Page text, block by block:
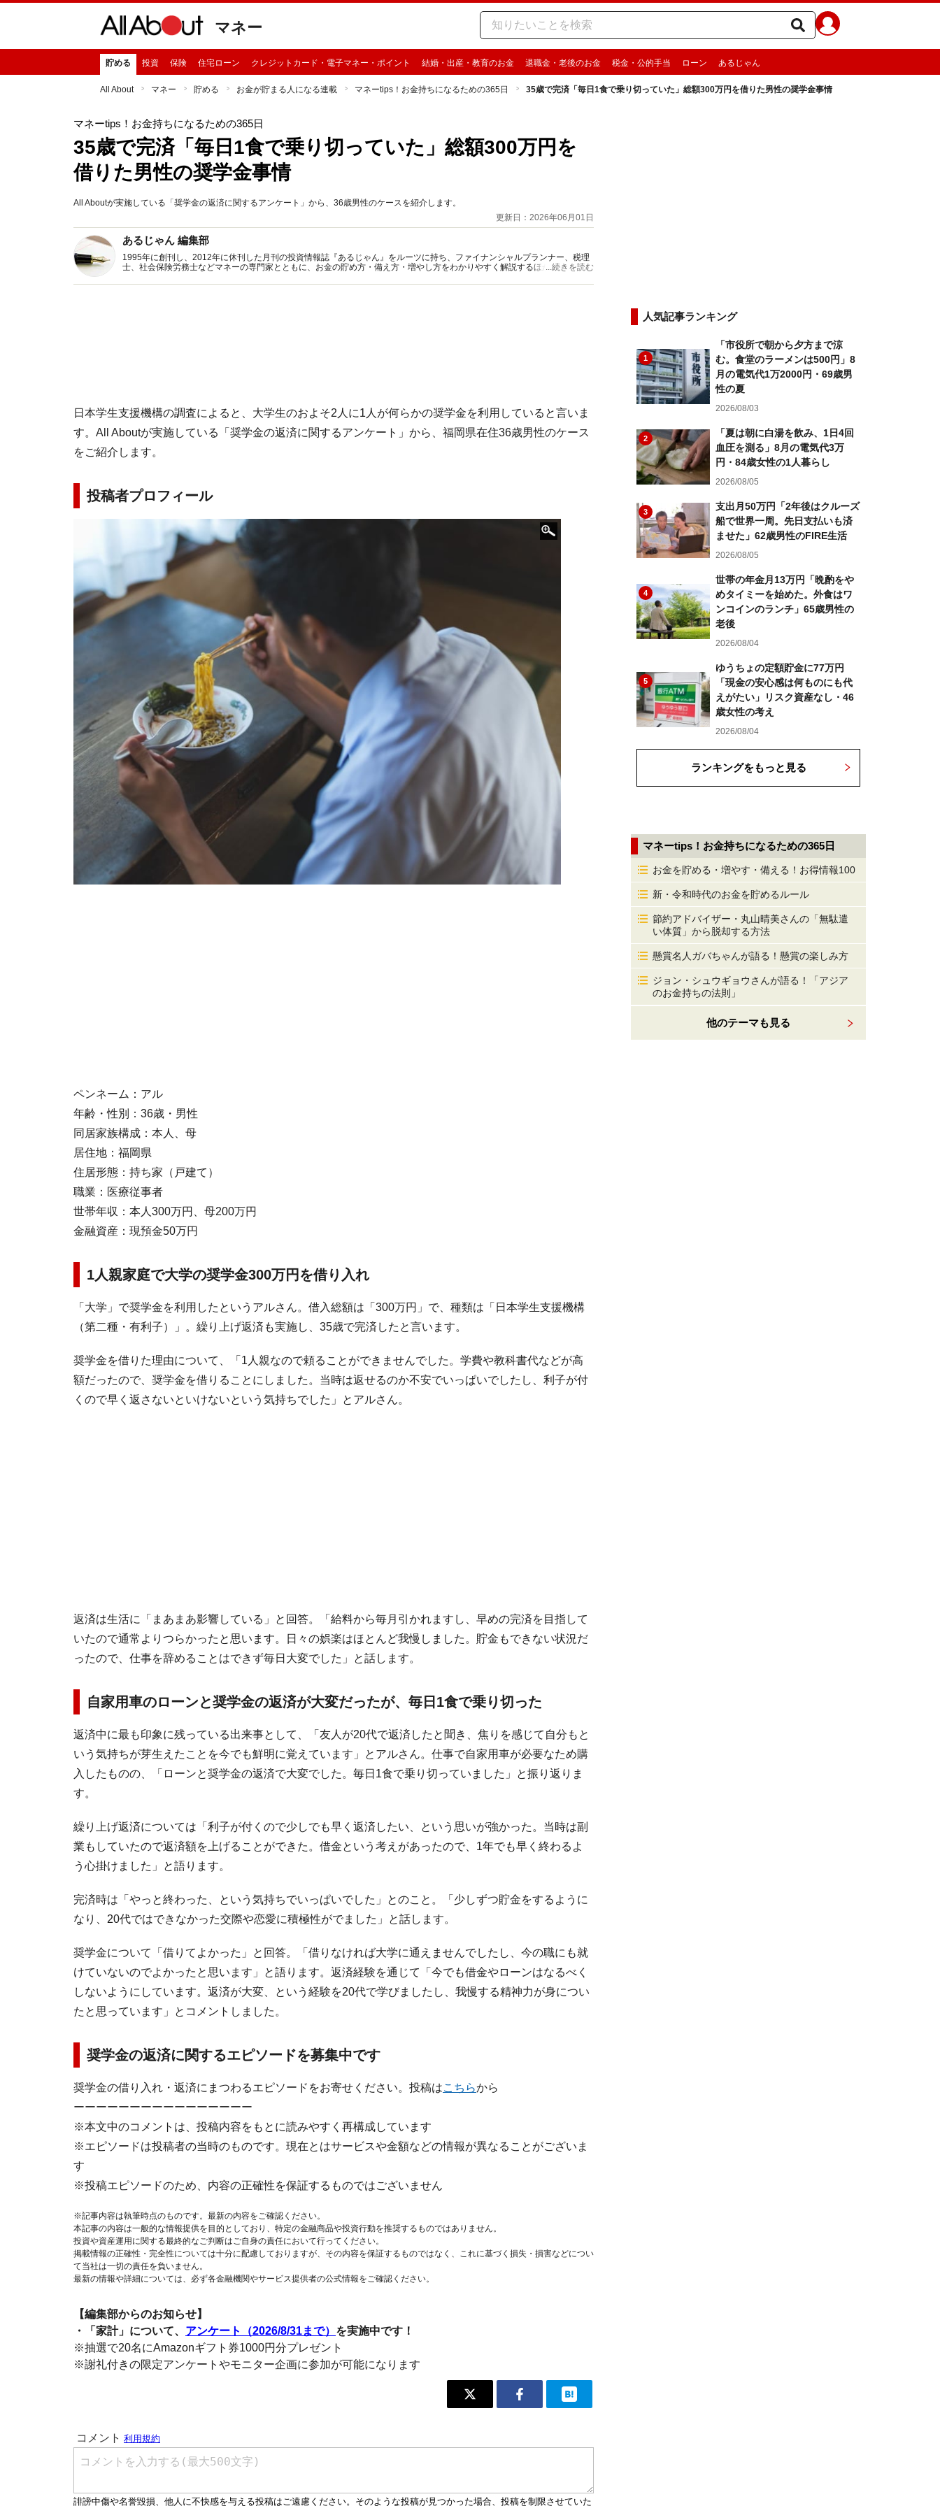
マネー
貯める 投資 保険 住宅ローン クレジットカード・電子マネー・ポイント 結婚・出産・教育のお金 退職金・老後のお金 税金・公的手当 ローン あるじゃん
All About マネー 貯める お金が貯まる人になる連載 マネーtips！お金持ちになるための365日 35歳で完済「毎日1食で乗り切っていた」総額300万円を借りた男性の奨学金事情
マネーtips！お金持ちになるための365日
35歳で完済「毎日1食で乗り切っていた」総額300万円を
借りた男性の奨学金事情
All Aboutが実施している「奨学金の返済に関するアンケート」から、36歳男性のケースを紹介します。
更新日：2026年06月01日
あるじゃん 編集部
1995年に創刊し、2012年に休刊した月刊の投資情報誌『あるじゃん』をルーツに持ち、ファイナンシャルプランナー、税理
士、社会保険労務士などマネーの専門家とともに、お金の貯め方・備え方・増やし方をわかりやすく解説するほか、マネー最
...続きを読む
日本学生支援機構の調査によると、大学生のおよそ2人に1人が何らかの奨学金を利用していると言いま
す。All Aboutが実施している「奨学金の返済に関するアンケート」から、福岡県在住36歳男性のケース
をご紹介します。
投稿者プロフィール
ペンネーム：アル
年齢・性別：36歳・男性
同居家族構成：本人、母
居住地：福岡県
住居形態：持ち家（戸建て）
職業：医療従事者
世帯年収：本人300万円、母200万円
金融資産：現預金50万円
1人親家庭で大学の奨学金300万円を借り入れ
「大学」で奨学金を利用したというアルさん。借入総額は「300万円」で、種類は「日本学生支援機構
（第二種・有利子）」。繰り上げ返済も実施し、35歳で完済したと言います。
奨学金を借りた理由について、「1人親なので頼ることができませんでした。学費や教科書代などが高
額だったので、奨学金を借りることにしました。当時は返せるのか不安でいっぱいでしたし、利子が付
くので早く返さないといけないという気持ちでした」とアルさん。
返済は生活に「まあまあ影響している」と回答。「給料から毎月引かれますし、早めの完済を目指して
いたので通常よりつらかったと思います。日々の娯楽はほとんど我慢しました。貯金もできない状況だ
ったので、仕事を辞めることはできず毎日大変でした」と話します。
自家用車のローンと奨学金の返済が大変だったが、毎日1食で乗り切った
返済中に最も印象に残っている出来事として、「友人が20代で返済したと聞き、焦りを感じて自分もと
いう気持ちが芽生えたことを今でも鮮明に覚えています」とアルさん。仕事で自家用車が必要なため購
入したものの、「ローンと奨学金の返済で大変でした。毎日1食で乗り切っていました」と振り返りま
す。
繰り上げ返済については「利子が付くので少しでも早く返済したい、という思いが強かった。当時は副
業もしていたので返済額を上げることができた。借金という考えがあったので、1年でも早く終わるよ
う心掛けました」と語ります。
完済時は「やっと終わった、という気持ちでいっぱいでした」とのこと。「少しずつ貯金をするように
なり、20代ではできなかった交際や恋愛に積極性がでました」と話します。
奨学金について「借りてよかった」と回答。「借りなければ大学に通えませんでしたし、今の職にも就
けていないのでよかったと思います」と語ります。返済経験を通じて「今でも借金やローンはなるべく
しないようにしています。返済が大変、という経験を20代で学びましたし、我慢する精神力が身につい
たと思っています」とコメントしました。
奨学金の返済に関するエピソードを募集中です
奨学金の借り入れ・返済にまつわるエピソードをお寄せください。投稿はこちらから
ーーーーーーーーーーーーーーーー
※本文中のコメントは、投稿内容をもとに読みやすく再構成しています
※エピソードは投稿者の当時のものです。現在とはサービスや金額などの情報が異なることがございま
す
※投稿エピソードのため、内容の正確性を保証するものではございません
※記事内容は執筆時点のものです。最新の内容をご確認ください。
本記事の内容は一般的な情報提供を目的としており、特定の金融商品や投資行動を推奨するものではありません。
投資や資産運用に関する最終的なご判断はご自身の責任において行ってください。
掲載情報の正確性・完全性については十分に配慮しておりますが、その内容を保証するものではなく、これに基づく損失・損害などについ
て当社は一切の責任を負いません。
最新の情報や詳細については、必ず各金融機関やサービス提供者の公式情報をご確認ください。
【編集部からのお知らせ】
・「家計」について、 アンケート（2026/8/31まで） を実施中です！
※抽選で20名にAmazonギフト券1000円分プレゼント
※謝礼付きの限定アンケートやモニター企画に参加が可能になります
人気記事ランキング
1
「市役所で朝から夕方まで涼
む。食堂のラーメンは500円」8
月の電気代1万2000円・69歳男
性の夏
2026/08/03
2
「夏は朝に白湯を飲み、1日4回
血圧を測る」8月の電気代3万
円・84歳女性の1人暮らし
2026/08/05
3
支出月50万円「2年後はクルーズ
船で世界一周。先日支払いも済
ませた」62歳男性のFIRE生活
2026/08/05
4
世帯の年金月13万円「晩酌をや
めタイミーを始めた。外食はワ
ンコインのランチ」65歳男性の
老後
2026/08/04
5
ゆうちょの定額貯金に77万円
「現金の安心感は何ものにも代
えがたい」リスク資産なし・46
歳女性の考え
2026/08/04
ランキングをもっと見る
マネーtips！お金持ちになるための365日
お金を貯める・増やす・備える！お得情報100
新・令和時代のお金を貯めるルール
節約アドバイザー・丸山晴美さんの「無駄遣
い体質」から脱却する方法
懸賞名人ガバちゃんが語る！懸賞の楽しみ方
ジョン・シュウギョウさんが語る！「アジア
のお金持ちの法則」
他のテーマも見る